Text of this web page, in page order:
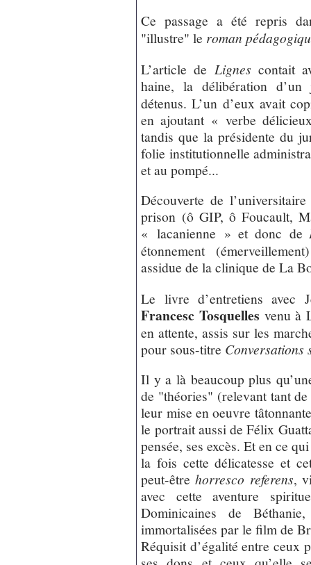
Ce passage a été repris
"illustre" le roman
L’article de Lignes contait
haine, la délibération d’un
détenus. L’un d’eux avait
en ajoutant « verbe
tandis que la présidente du
folie institutionnelle
et au pompé...
Découverte de
prison (ô GIP, ô Foucault,
« lacanienne » et donc de
étonnement
assidue de la clinique de La
Le livre d’entretiens
Francesc Tosquelles venu à
en attente, assis sur les
pour sous-titre Conversations
Il y a là beaucoup plus
de "théories" (relevant tant
leur mise en oeuvre
le portrait aussi de Félix
pensée, ses excès. Et en ce
la fois cette délicatesse et
peut-êtrehorresco referens,
avec cette aventure
Dominicaines de
immortalisées par le film de
Réquisit d’égalité entre ceux